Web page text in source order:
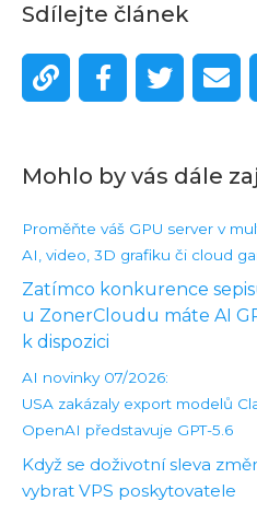
Sdílejte článek
Mohlo by vás dále
Proměňte váš GPU server v
AI, video, 3D grafiku či cloud
Zatímco konkurence
u ZonerCloudu máte AI
k dispozici
AI novinky 07/2026:
USA zakázaly export modelů
OpenAI představuje GPT-5.6
Když se doživotní sleva
vybrat VPS poskytovatele